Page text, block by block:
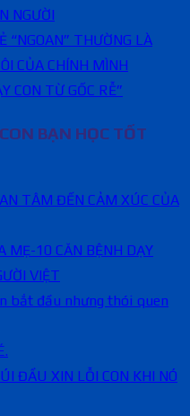
NGƯỜI
“NGOAN” THƯỜNG LÀ
CỦA CHÍNH MÌNH
CON TỪ GỐC RỄ”
BẠN HỌC TỐT
TÂM ĐẾN CẢM XÚC CỦA
MẸ-10 CĂN BỆNH DẠY
VIỆT
bắt đầu nhưng thói quen
ĐẦU XIN LỖI CON KHI NÓ